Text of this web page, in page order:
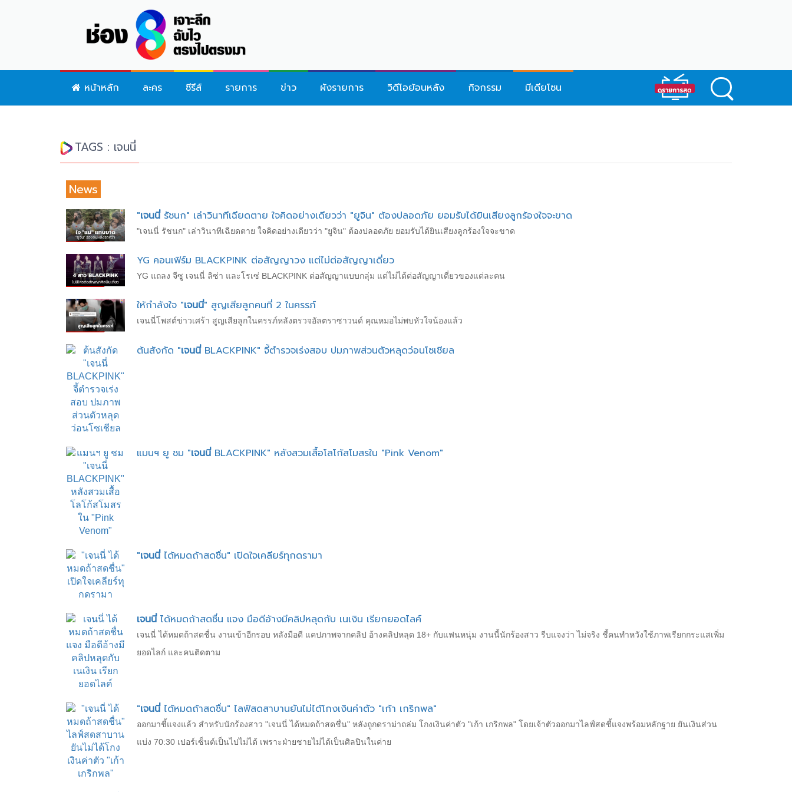
หน้าหลัก ละคร ซีรีส์ รายการ ข่าว ผังรายการ วิดีโอย้อนหลัง กิจกรรม มีเดียโซน
TAGS : เจนนี่
News
"เจนนี่รัชนก" เล่าวินาทีเฉียดตาย ใจคิดอย่างเดียวว่า "ยูจิน" ต้องปลอดภัย ยอมรับได้ยินเสียงลูกร้องใจจะขาด
"เจนนี่ รัชนก" เล่าวินาทีเฉียดตาย ใจคิดอย่างเดียวว่า "ยูจิน" ต้องปลอดภัย ยอมรับได้ยินเสียงลูกร้องใจจะขาด
YG คอนเฟิร์ม BLACKPINK ต่อสัญญาวง แต่ไม่ต่อสัญญาเดี่ยว
YG แถลง จีซู เจนนี่ ลิซ่า และโรเซ่ BLACKPINK ต่อสัญญาแบบกลุ่ม แต่ไม่ได้ต่อสัญญาเดี่ยวของแต่ละคน
ให้กำลังใจ "เจนนี่" สูญเสียลูกคนที่ 2 ในครรภ์
เจนนี่โพสต์ข่าวเศร้า สูญเสียลูกในครรภ์หลังตรวจอัลตราซาวนด์ คุณหมอไม่พบหัวใจน้องแล้ว
ต้นสังกัด "เจนนี่BLACKPINK" จี้ตำรวจเร่งสอบ ปมภาพส่วนตัวหลุดว่อนโซเชียล
แมนฯ ยู ชม "เจนนี่BLACKPINK" หลังสวมเสื้อโลโก้สโมสรใน "Pink Venom"
"เจนนี่ได้หมดถ้าสดชื่น" เปิดใจเคลียร์ทุกดรามา
เจนนี่ได้หมดถ้าสดชื่น แจง มือดีอ้างมีคลิปหลุดกับ เนเงิน เรียกยอดไลค์
เจนนี่ ได้หมดถ้าสดชื่น งานเข้าอีกรอบ หลังมือดี แคปภาพจากคลิป อ้างคลิปหลุด 18+ กับแฟนหนุ่ม งานนี้นักร้องสาว รีบแจงว่า ไม่จริง ชี้คนทำหวังใช้ภาพเรียกกระแสเพิ่ม
ยอดไลก์ และคนติดตาม
"เจนนี่ได้หมดถ้าสดชื่น" ไลฟ์สดสาบานยันไม่ได้โกงเงินค่าตัว "เก้า เกริกพล"
ออกมาชี้แจงแล้ว สำหรับนักร้องสาว "เจนนี่ ได้หมดถ้าสดชื่น" หลังถูกดราม่าถล่ม โกงเงินค่าตัว "เก้า เกริกพล" โดยเจ้าตัวออกมาไลฟ์สดชี้แจงพร้อมหลักฐาย ยันเงินส่วน
แบ่ง 70:30 เปอร์เซ็นต์เป็นไปไม่ได้ เพราะฝ่ายชายไม่ได้เป็นศิลปินในค่าย